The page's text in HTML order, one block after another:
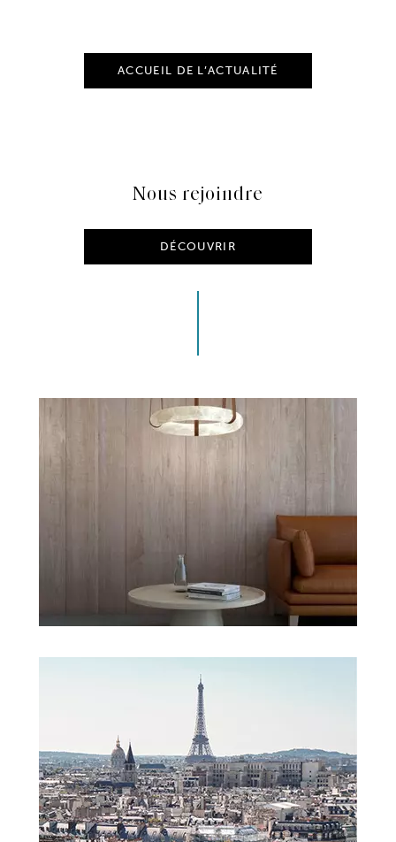
ACCUEIL DE L’ACTUALITÉ
Nous rejoindre
DÉCOUVRIR